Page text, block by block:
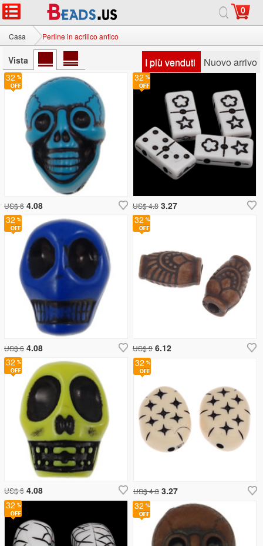
0
Casa Perline in acrilico antico
Vista I più venduti Nuovo arrivo
32
32
US$ 9 6.12
32
US$ 4.8 3.27
32
US$ 4.8 3.27
32
US$ 6 4.08
32
US$ 6 4.08
32
32
US$ 6 4.08